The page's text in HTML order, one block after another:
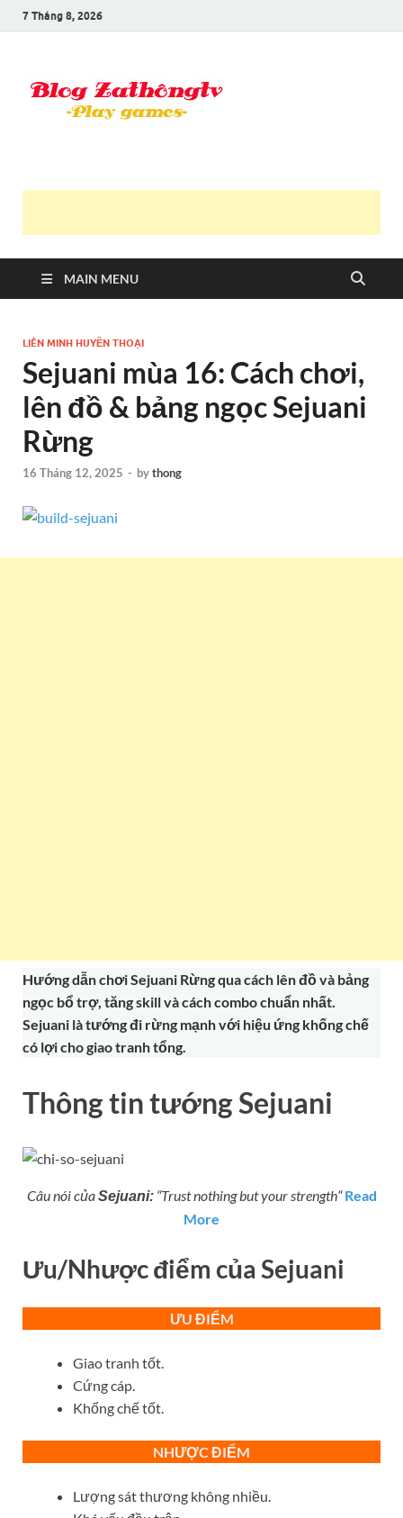
7 Tháng 8, 2026
MAIN MENU
LIÊN MINH HUYỀN THOẠI
Sejuani mùa 16: Cách chơi,
lên đồ & bảng ngọc Sejuani
Rừng
16 Tháng 12, 2025 - bythong
Hướng dẫn chơi Sejuani Rừng qua cách lên đồ và bảng
ngọc bổ trợ, tăng skill và cách combo chuẩn nhất.
Sejuani là tướng đi rừng mạnh với hiệu ứng khống chế
có lợi cho giao tranh tổng.
Thông tin tướng Sejuani
Câu nói củaSejuani: “Trust nothing but your strength“ Read
More
Ưu/Nhược điểm của Sejuani
ƯU ĐIỂM
Giao tranh tốt.
Cứng cáp.
Khống chế tốt.
NHƯỢC ĐIỂM
Lượng sát thương không nhiều.